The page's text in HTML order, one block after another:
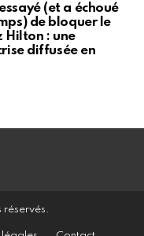
(et a échoué
de bloquer le
Hilton : une
diffusée en